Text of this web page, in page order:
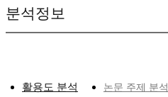
분석정보
활용도 분석 논문 주제 분석